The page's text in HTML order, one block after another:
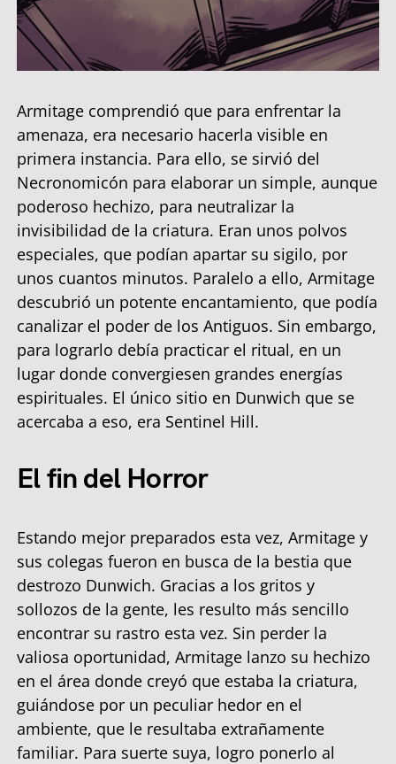
Armitage comprendió que para enfrentar la
amenaza, era necesario hacerla visible en
primera instancia. Para ello, se sirvió del
Necronomicón para elaborar un simple, aunque
poderoso hechizo, para neutralizar la
invisibilidad de la criatura. Eran unos polvos
especiales, que podían apartar su sigilo, por
unos cuantos minutos. Paralelo a ello, Armitage
descubrió un potente encantamiento, que podía
canalizar el poder de los Antiguos. Sin embargo,
para lograrlo debía practicar el ritual, en un
lugar donde convergiesen grandes energías
espirituales. El único sitio en Dunwich que se
acercaba a eso, era Sentinel Hill.
El fin del Horror
Estando mejor preparados esta vez, Armitage y
sus colegas fueron en busca de la bestia que
destrozo Dunwich. Gracias a los gritos y
sollozos de la gente, les resulto más sencillo
encontrar su rastro esta vez. Sin perder la
valiosa oportunidad, Armitage lanzo su hechizo
en el área donde creyó que estaba la criatura,
guiándose por un peculiar hedor en el
ambiente, que le resultaba extrañamente
familiar. Para suerte suya, logro ponerlo al